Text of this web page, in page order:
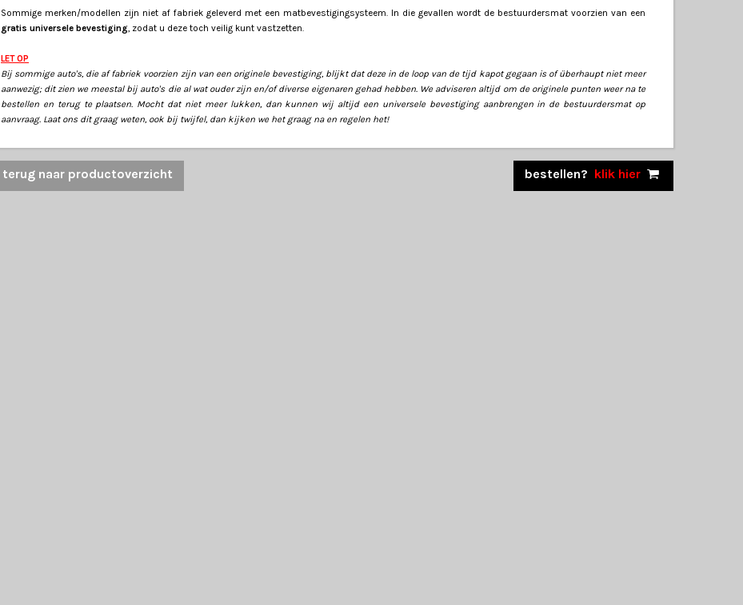
Sommige merken/modellen zijn niet af fabriek geleverd met een matbevestigingsysteem. In die gevallen wordt de bestuurdersmat voorzien van een
gratis universele bevestiging, zodat u deze toch veilig kunt vastzetten.
LET OP
Bij sommige auto's, die af fabriek voorzien zijn van een originele bevestiging, blijkt dat deze in de loop van de tijd kapot gegaan is of überhaupt niet meer
aanwezig; dit zien we meestal bij auto's die al wat ouder zijn en/of diverse eigenaren gehad hebben. We adviseren altijd om de originele punten weer na te
bestellen en terug te plaatsen. Mocht dat niet meer lukken, dan kunnen wij altijd een universele bevestiging aanbrengen in de bestuurdersmat op
aanvraag. Laat ons dit graag weten, ook bij twijfel, dan kijken we het graag na en regelen het!
terug naar productoverzicht bestellen? klik hier